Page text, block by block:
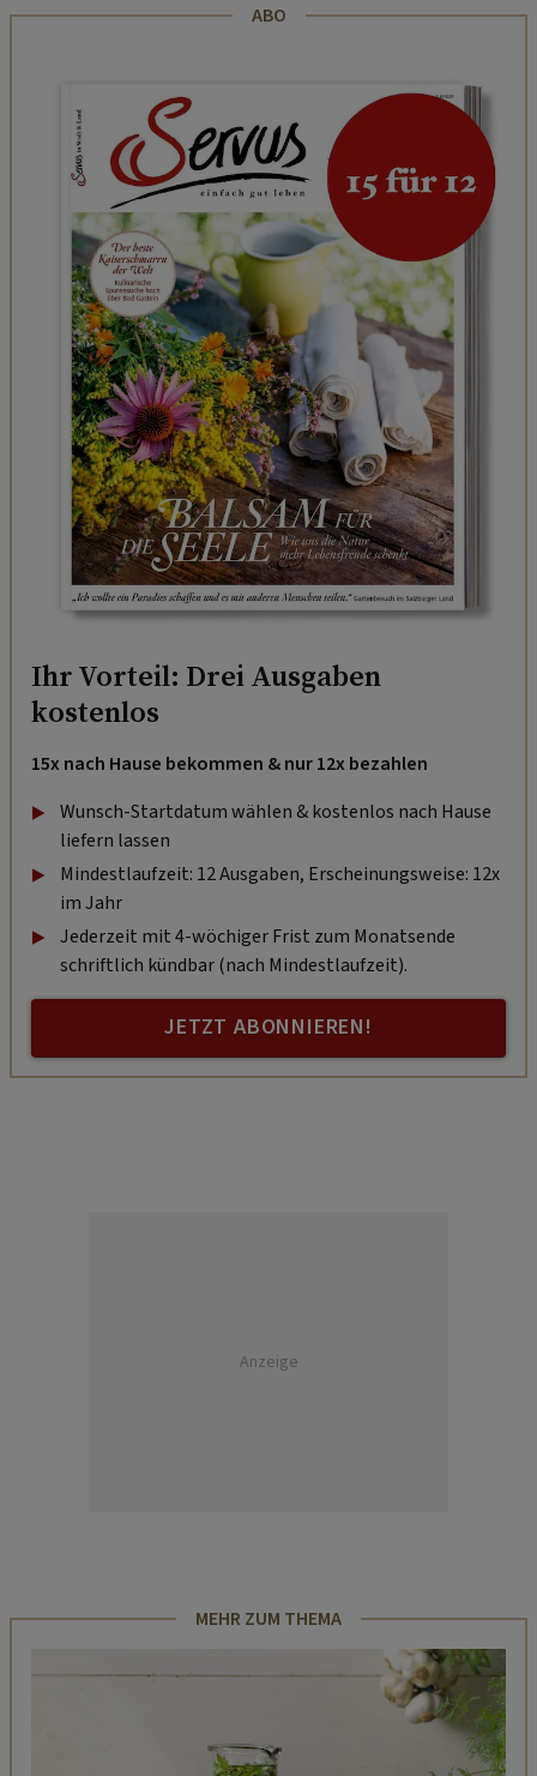
ABO
Ihr Vorteil: Drei Ausgaben
kostenlos
15x nach Hause bekommen & nur 12x bezahlen
Wunsch-Startdatum wählen & kostenlos nach Hause
liefern lassen
Mindestlaufzeit: 12 Ausgaben, Erscheinungsweise: 12x
im Jahr
Jederzeit mit 4-wöchiger Frist zum Monatsende
schriftlich kündbar (nach Mindestlaufzeit).
JETZT ABONNIEREN!
Anzeige
MEHR ZUM THEMA